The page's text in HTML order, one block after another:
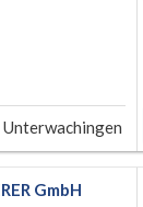
Unterwachingen
GmbH